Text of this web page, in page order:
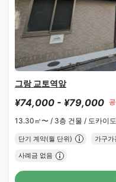
그랑 교토역앞
¥74,000 - ¥79,000
13.30㎡〜 / 3층 건물 / 도카이
단기 계약(월 단위) 가구가
사례금 없음